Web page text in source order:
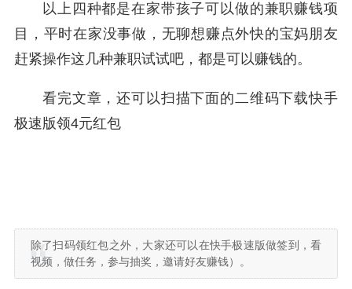
以上四种都是在家带孩子可以做的兼职赚钱项
目，平时在家没事做，无聊想赚点外快的宝妈朋友
赶紧操作这几种兼职试试吧，都是可以赚钱的。
看完文章，还可以扫描下面的二维码下载快手
极速版领4元红包
除了扫码领红包之外，大家还可以在快手极速版做签到，看
视频，做任务，参与抽奖，邀请好友赚钱）。